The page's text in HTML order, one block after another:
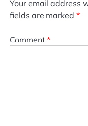
Your email address
fields are marked *
Comment *